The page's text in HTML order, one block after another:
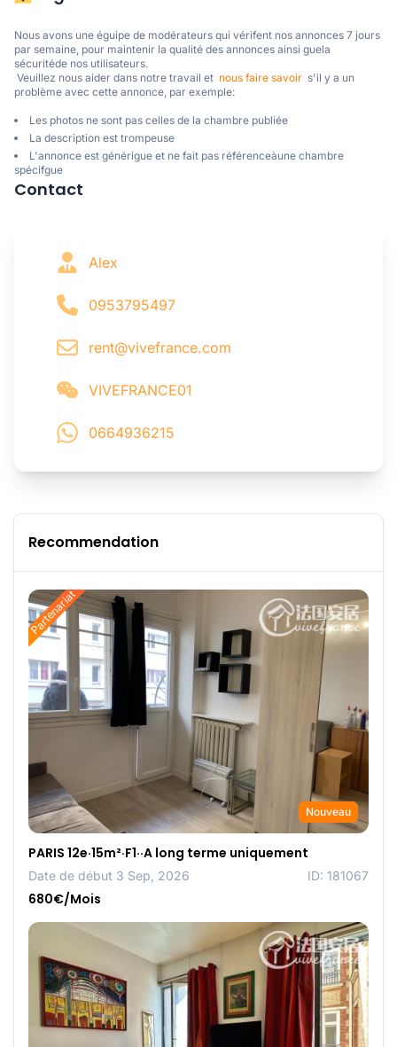
Nous avons une éguipe de modérateurs qui vérifent nos annonces 7 jours
par semaine, pour maintenir la qualité des annonces ainsi guela
sécuritéde nos utilisateurs.
Veuillez nous aider dans notre travail et nous faire savoir
  s'il y a un
problème avec cette annonce, par exemple:
Les photos ne sont pas celles de la chambre publiée
La description est trompeuse
L'annonce est générigue et ne fait pas référenceàune chambre
spécifgue
Contact
Alex
0953795497
rent@vivefrance.com
VIVEFRANCE01
0664936215
Recommendation
Partenariat
Nouveau
PARIS 12e·15m²·F1··A long terme uniquement
Date de début 3 Sep, 2026 ID: 181067
680€/Mois